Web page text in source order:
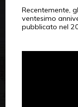
Recentemente,
ventesimo
pubblicato nel